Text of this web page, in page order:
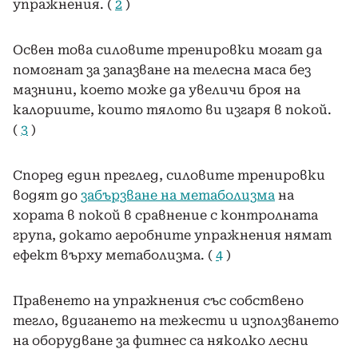
упражнения. ( 2 )
Освен това силовите тренировки могат да
помогнат за запазване на телесна маса без
мазнини, което може да увеличи броя на
калориите, които тялото ви изгаря в покой.
( 3 )
Според един преглед, силовите тренировки
водят до забързване на метаболизма на
хората в покой в ​​сравнение с контролната
група, докато аеробните упражнения нямат
ефект върху метаболизма. ( 4 )
Правенето на упражнения със собствено
тегло, вдигането на тежести и използването
на оборудване за фитнес са няколко лесни